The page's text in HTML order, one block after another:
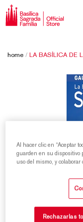
home / LA BASÍLICA DE
Al hacer clic en “Aceptar
guarden en su dispositivo
uso del mismo, y
Rechazarlas